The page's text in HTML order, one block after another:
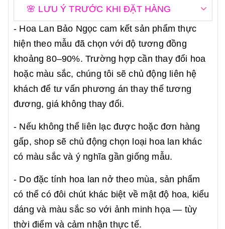
🌸 LƯU Ý TRƯỚC KHI ĐẶT HÀNG
- Hoa Lan Bảo Ngọc cam kết sản phẩm thực
hiện theo mẫu đã chọn với độ tương đồng
khoảng 80–90%. Trường hợp cần thay đổi hoa
hoặc màu sắc, chúng tôi sẽ chủ động liên hệ
khách để tư vấn phương án thay thế tương
đương, giá không thay đổi.
- Nếu không thể liên lạc được hoặc đơn hàng
gấp, shop sẽ chủ động chọn loại hoa lan khác
có màu sắc và ý nghĩa gần giống mẫu.
- Do đặc tính hoa lan nở theo mùa, sản phẩm
có thể có đôi chút khác biệt về mật độ hoa, kiểu
dáng và màu sắc so với ảnh minh họa — tùy
thời điểm và cảm nhận thực tế.